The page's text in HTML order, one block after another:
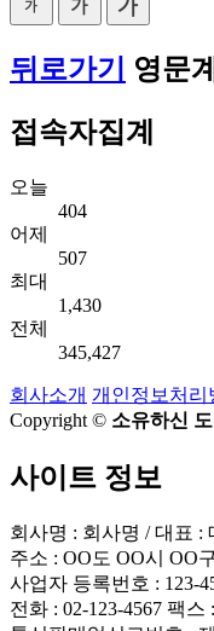
뒤로가기
영문
접속자집계
오늘
404
어제
507
최대
1,430
전체
345,427
회사소개 개인정보처리
Copyright © 소유하신
사이트 정보
회사명 : 회사명 / 대표 :
주소 : OO도 OO시 OO
사업자 등록번호 : 123-
전화 : 02-123-4567 팩스